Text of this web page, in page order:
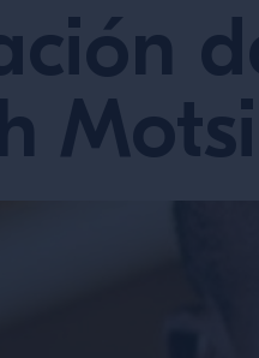
Motsi